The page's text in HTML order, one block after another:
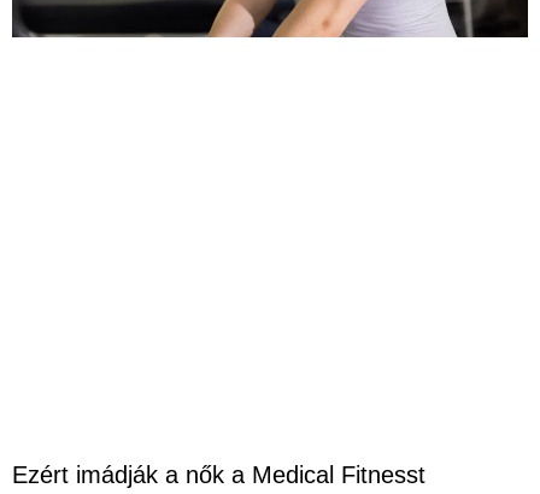
Ezért imádják a nők a Medical Fitnesst